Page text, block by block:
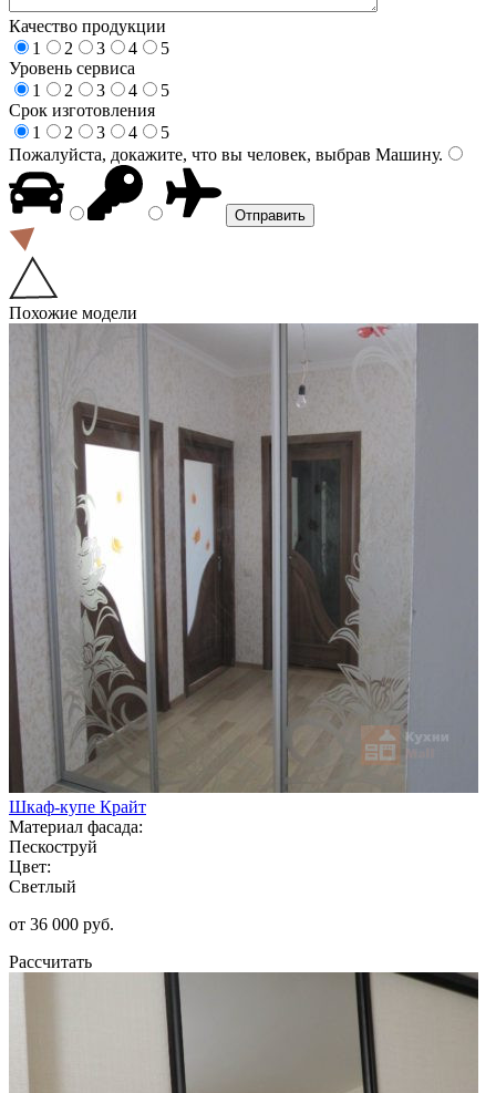
Качество продукции
1
2 3 4
5
Уровень сервиса
1
2 3 4
5
Срок изготовления
1
2 3 4
5
Пожалуйста, докажите, что вы человек, выбрав Машину.
Похожие модели
Шкаф-купе Крайт
Материал фасада:
Пескоструй
Цвет:
Светлый
от 36 000 руб.
Рассчитать